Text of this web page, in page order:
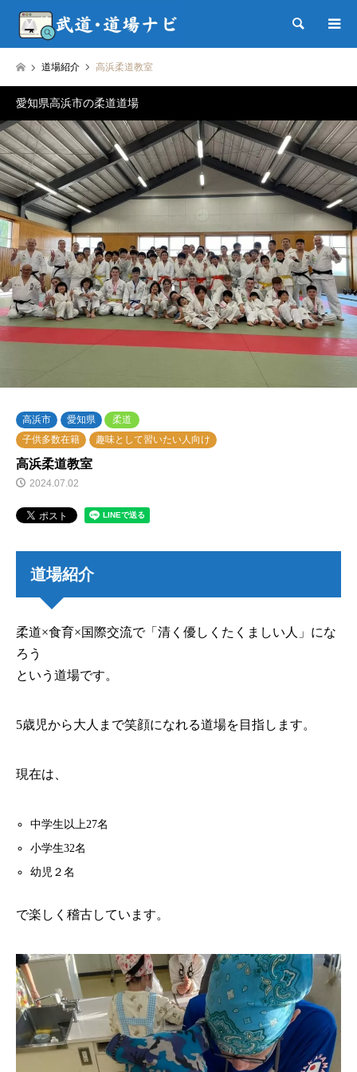
検索
道場紹介 高浜柔道教室
愛知県高浜市の柔道道場
高浜市 愛知県
柔道
子供多数在籍
趣味として習いたい人向け
高浜柔道教室
2024.07.02
道場紹介
柔道×食育×国際交流で「清く優しくたくましい人」にな
ろう
という道場です。
5歳児から大人まで笑顔になれる道場を目指します。
現在は、
中学生以上27名
小学生32名
幼児２名
で楽しく稽古しています。